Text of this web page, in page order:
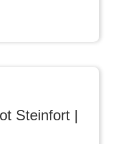
Steinfort |